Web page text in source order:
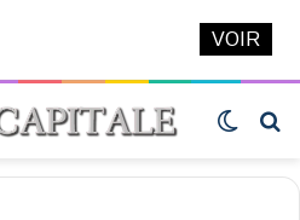
Switch
VOIR